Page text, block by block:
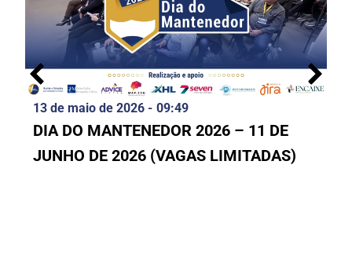
13 de maio de 2026 - 09:49
DIA DO MANTENEDOR 2026 – 11 DE
JUNHO DE 2026 (VAGAS LIMITADAS)